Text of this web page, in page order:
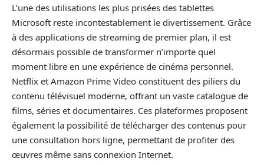
L’une des utilisations les plus prisées des tablettes
Microsoft reste incontestablement le divertissement. Grâce
à des applications de streaming de premier plan, il est
désormais possible de transformer n’importe quel
moment libre en une expérience de cinéma personnel.
Netflix et Amazon Prime Video constituent des piliers du
contenu télévisuel moderne, offrant un vaste catalogue de
films, séries et documentaires. Ces plateformes proposent
également la possibilité de télécharger des contenus pour
une consultation hors ligne, permettant de profiter des
œuvres même sans connexion Internet.